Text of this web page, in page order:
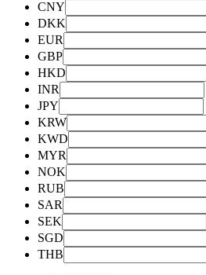
CNY
DKK
EUR
GBP
HKD
INR
JPY
KRW
KWD
MYR
NOK
RUB
SAR
SEK
SGD
THB